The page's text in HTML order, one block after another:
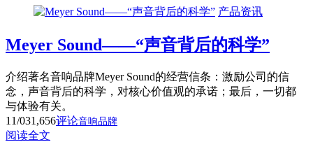
产品资讯
Meyer Sound——“声音背后的科学”
介绍著名音响品牌Meyer Sound的经营信条：激励公司的信
念，声音背后的科学，对核心价值观的承诺；最后，一切都
与体验有关。
11/031,656评论音响品牌
阅读全文